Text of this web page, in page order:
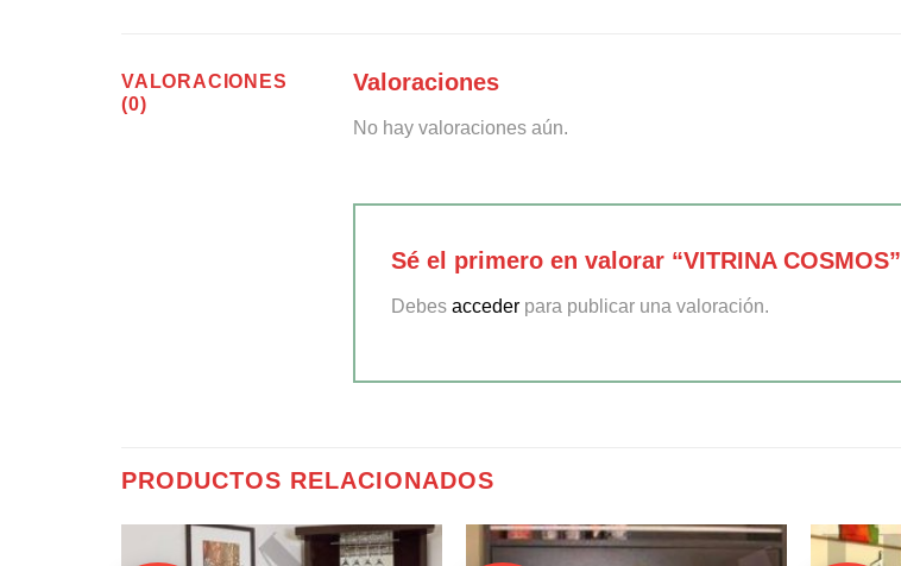
VALORACIONES
(0)
Valoraciones
No hay valoraciones aún.
Sé el primero en valorar “VITRINA COSMOS”
Debes acceder para publicar una valoración.
PRODUCTOS RELACIONADOS